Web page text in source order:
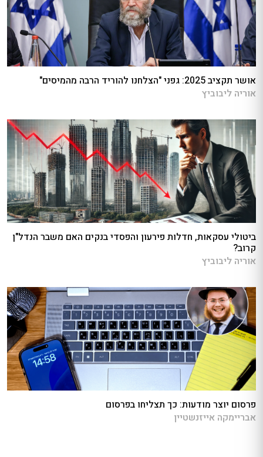
אושר תקציב 2025: גפני "הצלחנו להוריד הרבה מהמיסים"
אוריה ליבוביץ
ביטולי עסקאות, חדלות פירעון והפסדי בנקים האם משבר הנדל"ן
קרוב?
אוריה ליבוביץ
פרסום יוצר מודעות: כך תצליחו בפרסום
אבריימקה אייזנשטיין